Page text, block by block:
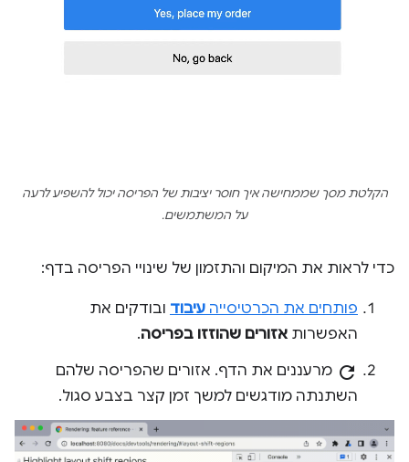
הקלטת מסך שממחישה איך חוסר יציבות של הפריסה יכול להשפיע לרעה
על המשתמשים.
כדי לראות את המיקום והתזמון של שינויי הפריסה בדף:
פותחים את הכרטיסייה עיבוד ובודקים את
האפשרות אזורים שהוזזו בפריסה.
refresh מרעננים את הדף. אזורים שהפריסה שלהם
השתנתה מודגשים למשך זמן קצר בצבע סגול.